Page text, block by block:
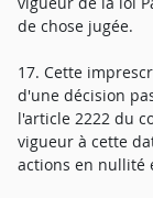
de chose jugée.
17. Cette
d'une décision
l'article 2222 du
vigueur à cette
actions en nullité